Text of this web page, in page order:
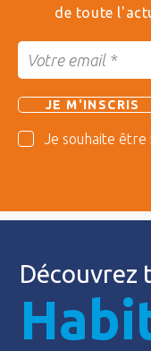
de toute
Je souhaite
Découvrez